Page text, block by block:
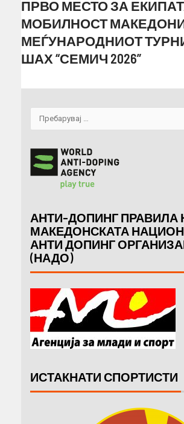
ПРВО МЕСТО ЗА
МОБИЛНОСТ
МЕЃУНАРОДНИОТ
ШАХ “СЕМИЧ 2026”
АНТИ-ДОПИНГ ПРАВИЛА
МАКЕДОНСКАТА
АНТИ ДОПИНГ
(НАДО)
ИСТАКНАТИ СПОРТИСТИ